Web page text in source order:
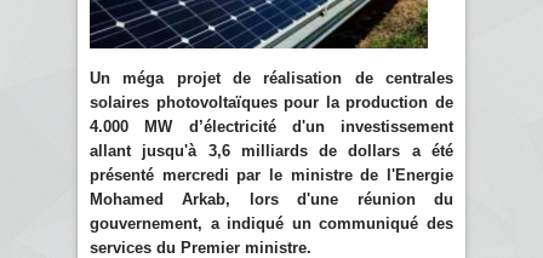
Un méga projet de réalisation de centrales
solaires photovoltaïques pour la production de
4.000 MW d’électricité d'un investissement
allant jusqu'à 3,6 milliards de dollars a été
présenté mercredi par le ministre de l'Energie
Mohamed Arkab, lors d'une réunion du
gouvernement, a indiqué un communiqué des
services du Premier ministre.